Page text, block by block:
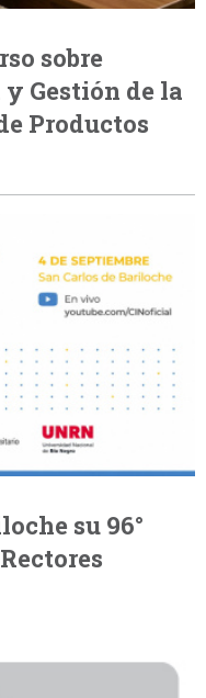
sobre
Gestión de la
Productos
su 96°